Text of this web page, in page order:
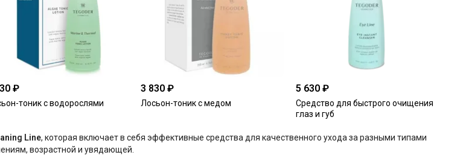
₽
тоник с водорослями
3 830 ₽
Лосьон-тоник с медом
5 630 ₽
Средство для быстрого очищения
глаз и губ
Line, которая включает в себя эффективные средства для качественного ухода за разными типами
возрастной и увядающей.